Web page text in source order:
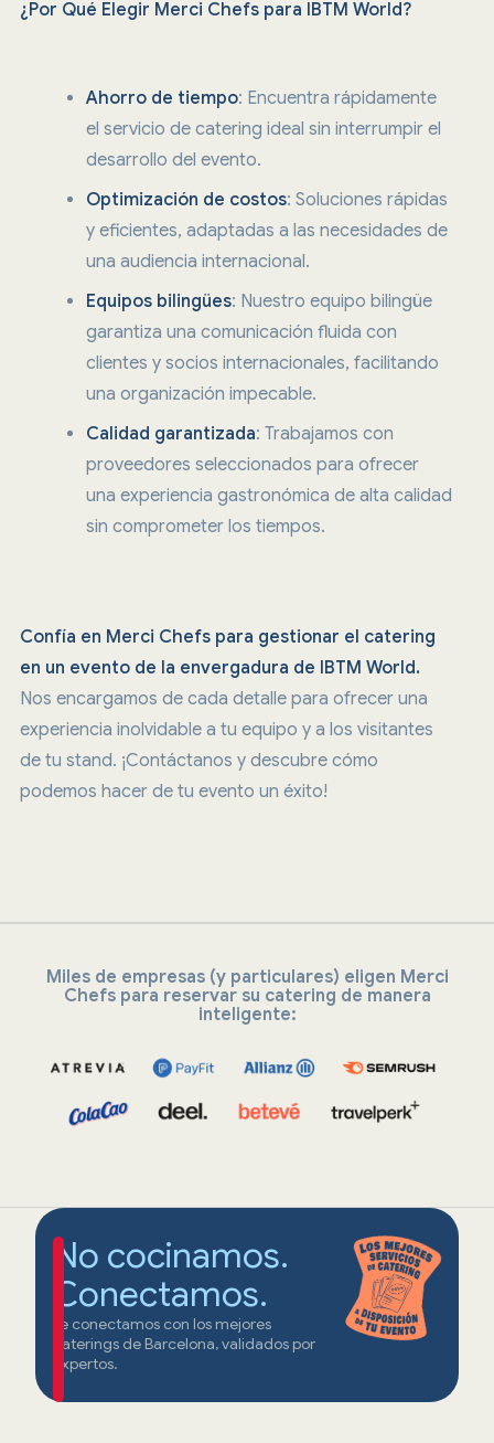
¿Por Qué Elegir Merci Chefs para IBTM World?
Ahorro de tiempo: Encuentra rápidamente
el servicio de catering ideal sin interrumpir el
desarrollo del evento.
Optimización de costos: Soluciones rápidas
y eficientes, adaptadas a las necesidades de
una audiencia internacional.
Equipos bilingües: Nuestro equipo bilingüe
garantiza una comunicación fluida con
clientes y socios internacionales, facilitando
una organización impecable.
Calidad garantizada: Trabajamos con
proveedores seleccionados para ofrecer
una experiencia gastronómica de alta calidad
sin comprometer los tiempos.
Confía en Merci Chefs para gestionar el catering
en un evento de la envergadura de IBTM World.
Nos encargamos de cada detalle para ofrecer una
experiencia inolvidable a tu equipo y a los visitantes
de tu stand. ¡Contáctanos y descubre cómo
podemos hacer de tu evento un éxito!
Miles de empresas (y particulares) eligen Merci
Chefs para reservar su catering de manera
inteligente:
No cocinamos.
Conectamos.
Te conectamos con los mejores
caterings de Barcelona, validados por
expertos.